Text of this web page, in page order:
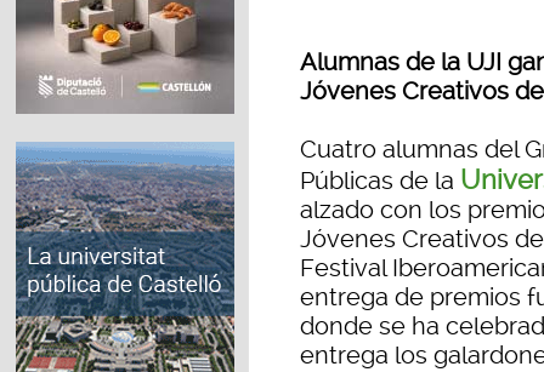
Alumnas de la UJI
Jóvenes Creativos
Cuatro alumnas del
Públicas de la
alzado con los
Jóvenes Creativos
Festival
entrega de premios
donde se ha
entrega los